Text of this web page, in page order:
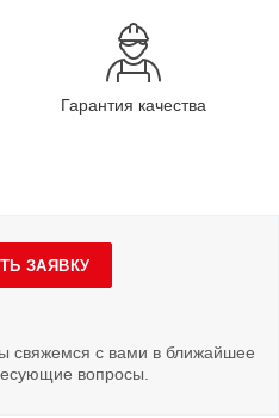
Гарантия качества
ЗАЯВКУ
свяжемся с вами в ближайшее
вопросы.